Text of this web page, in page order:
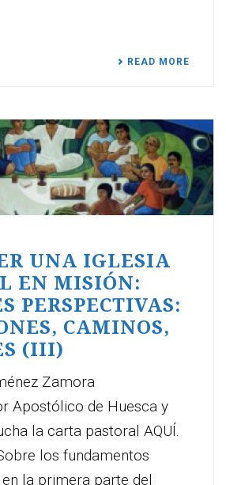
READ MORE
UNA IGLESIA
EN MISIÓN:
PERSPECTIVAS:
CAMINOS,
(III)
Zamora
Apostólico de Huesca y
la carta pastoral AQUÍ.
los fundamentos
la primera parte del